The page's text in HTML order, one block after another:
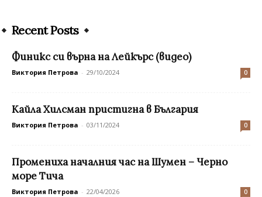
Recent Posts
Финикс си върна на Лейкърс (видео)
Виктория Петрова - 29/10/2024 0
Кайла Хилсман пристигна в България
Виктория Петрова - 03/11/2024 0
Промениха началния час на Шумен – Черно
море Тича
Виктория Петрова - 22/04/2026 0